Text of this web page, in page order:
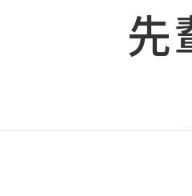
先